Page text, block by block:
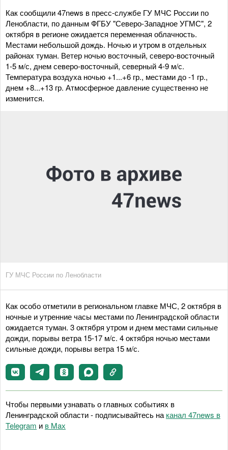
Как сообщили 47news в пресс-службе ГУ МЧС России по
Ленобласти, по данным ФГБУ "Северо-Западное УГМС", 2
октября в регионе ожидается переменная облачность.
Местами небольшой дождь. Ночью и утром в отдельных
районах туман. Ветер ночью восточный, северо-восточный
1-5 м/с, днем северо-восточный, северный 4-9 м/с.
Температура воздуха ночью +1...+6 гр., местами до -1 гр.,
днем +8...+13 гр. Атмосферное давление существенно не
изменится.
ГУ МЧС России по Ленобласти
Как особо отметили в региональном главке МЧС, 2 октября в
ночные и утренние часы местами по Ленинградской области
ожидается туман. 3 октября утром и днем местами сильные
дожди, порывы ветра 15-17 м/с. 4 октября ночью местами
сильные дожди, порывы ветра 15 м/с.
Чтобы первыми узнавать о главных событиях в
Ленинградской области - подписывайтесь на канал 47news в
Telegram и в Maх